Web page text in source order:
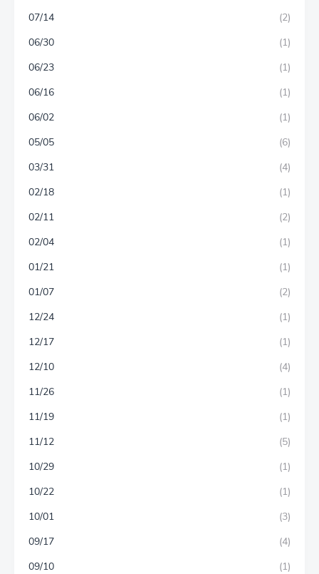
07/14
(2)
06/30
(1)
06/23
(1)
06/16
(1)
06/02
(1)
05/05
(6)
03/31
(4)
02/18
(1)
02/11
(2)
02/04
(1)
01/21
(1)
01/07
(2)
12/24
(1)
12/17
(1)
12/10
(4)
11/26
(1)
11/19
(1)
11/12
(5)
10/29
(1)
10/22
(1)
10/01
(3)
09/17
(4)
09/10
(1)